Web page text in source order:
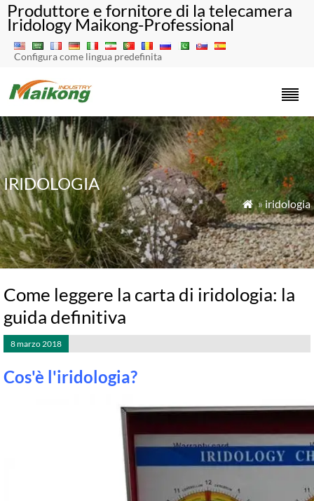
Produttore e fornitore di la telecamera
Iridology Maikong-Professional
Configura come lingua predefinita
IRIDOLOGIA
 »iridologia
Come leggere la carta di iridologia: la
guida definitiva
8 marzo 2018
Cos'è l'iridologia?